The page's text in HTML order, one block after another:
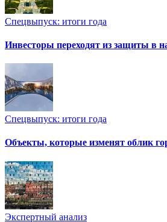
Спецвыпуск: итоги года
Инвесторы переходят из защиты в
Спецвыпуск: итоги года
Объекты, которые изменят облик
Экспертный анализ